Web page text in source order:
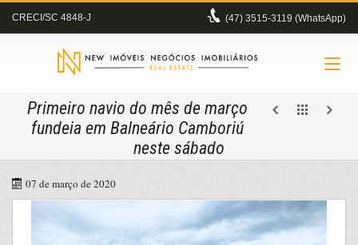
CRECI/SC 4848-J (47) 3515-3119 (WhatsApp)
Primeiro navio do mês de março
fundeia em Balneário Camboriú
neste sábado
07 de março de 2020